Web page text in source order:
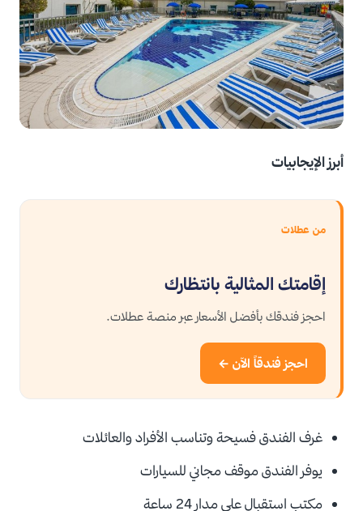
أبرز الإيجابيات
من عطلات
إقامتك المثالية بانتظارك
احجز فندقك بأفضل الأسعار عبر منصة عطلات.
احجز فندقاً الآن ←
غرف الفندق فسيحة وتناسب الأفراد والعائلات
يوفر الفندق موقف مجاني للسيارات
مكتب استقبال على مدار 24 ساعة